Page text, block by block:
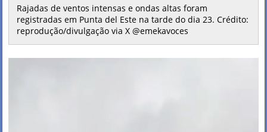
Rajadas de ventos intensas e ondas altas foram
registradas em Punta del Este na tarde do dia 23. Crédito:
reprodução/divulgação via X @emekavoces